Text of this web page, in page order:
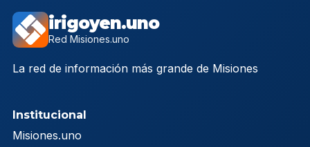
irigoyen.uno
Red Misiones.uno
La red de información más grande de Misiones
Institucional
Misiones.uno